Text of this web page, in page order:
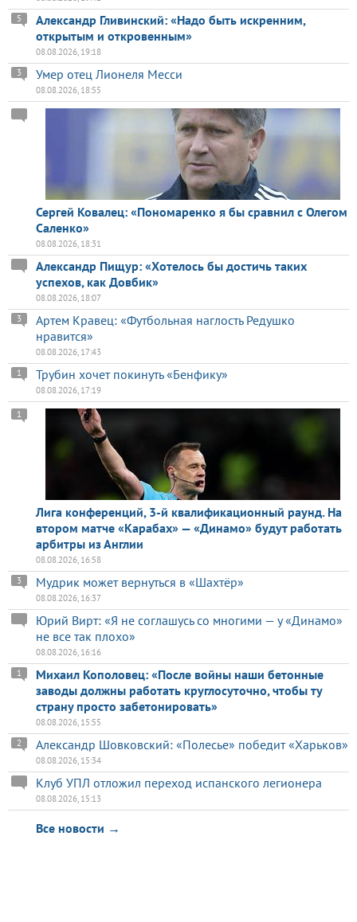
Александр Гливинский: «Надо быть искренним,
открытым и откровенным»
5
08.08.2026, 19:18
Умер отец Лионеля Месси
3
08.08.2026, 18:55
Сергей Ковалец: «Пономаренко я бы сравнил с Олегом
Саленко»
08.08.2026, 18:31
Александр Пищур: «Хотелось бы достичь таких
успехов, как Довбик»
08.08.2026, 18:07
Артем Кравец: «Футбольная наглость Редушко
нравится»
3
08.08.2026, 17:43
Трубин хочет покинуть «Бенфику»
1
08.08.2026, 17:19
Лига конференций, 3-й квалификационный раунд. На
втором матче «Карабах» — «Динамо» будут работать
арбитры из Англии
1
08.08.2026, 16:58
Мудрик может вернуться в «Шахтёр»
3
08.08.2026, 16:37
Юрий Вирт: «Я не соглашусь со многими — у «Динамо»
не все так плохо»
08.08.2026, 16:16
Михаил Кополовец: «После войны наши бетонные
заводы должны работать круглосуточно, чтобы ту
страну просто забетонировать»
1
08.08.2026, 15:55
Александр Шовковский: «Полесье» победит «Харьков»
2
08.08.2026, 15:34
Клуб УПЛ отложил переход испанского легионера
08.08.2026, 15:13
Все новости →